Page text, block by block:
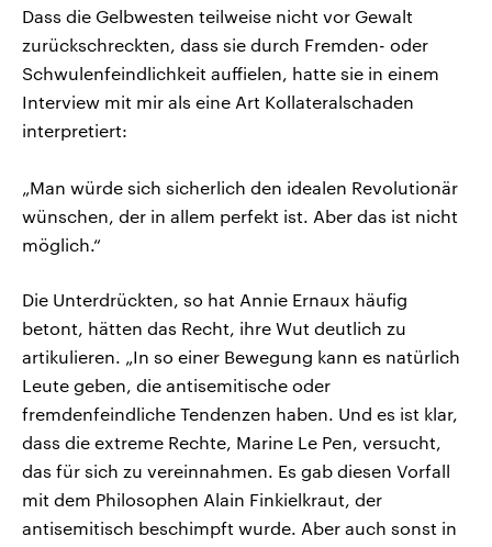
Dass die Gelbwesten teilweise nicht vor Gewalt
zurückschreckten, dass sie durch Fremden- oder
Schwulenfeindlichkeit auffielen, hatte sie in einem
Interview mit mir als eine Art Kollateralschaden
interpretiert:
„Man würde sich sicherlich den idealen Revolutionär
wünschen, der in allem perfekt ist. Aber das ist nicht
möglich.“
Die Unterdrückten, so hat Annie Ernaux häufig
betont, hätten das Recht, ihre Wut deutlich zu
artikulieren. „In so einer Bewegung kann es natürlich
Leute geben, die antisemitische oder
fremdenfeindliche Tendenzen haben. Und es ist klar,
dass die extreme Rechte, Marine Le Pen, versucht,
das für sich zu vereinnahmen. Es gab diesen Vorfall
mit dem Philosophen Alain Finkielkraut, der
antisemitisch beschimpft wurde. Aber auch sonst in